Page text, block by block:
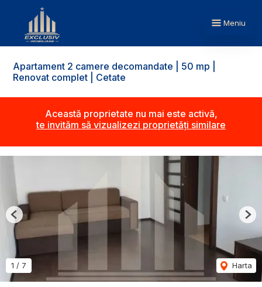
Meniu
Apartament 2 camere decomandate | 50 mp |
Renovat complet | Cetate
Această proprietate nu mai este activă,
te invităm să vizualizezi proprietăți similare
1 / 7 Harta
Previous